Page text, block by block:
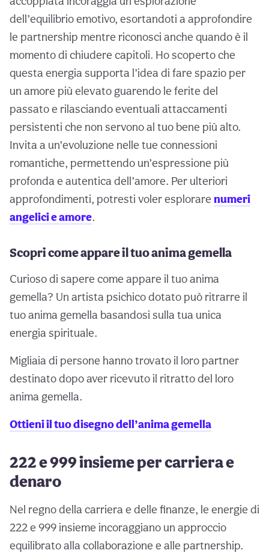
dell’equilibrio emotivo, esortandoti a approfondire
le partnership mentre riconosci anche quando è il
momento di chiudere capitoli. Ho scoperto che
questa energia supporta l’idea di fare spazio per
un amore più elevato guarendo le ferite del
passato e rilasciando eventuali attaccamenti
persistenti che non servono al tuo bene più alto.
Invita a un’evoluzione nelle tue connessioni
romantiche, permettendo un’espressione più
profonda e autentica dell’amore. Per ulteriori
approfondimenti, potresti voler esplorare numeri
angelici e amore.
Scopri come appare il tuo anima gemella
Curioso di sapere come appare il tuo anima
gemella? Un artista psichico dotato può ritrarre il
tuo anima gemella basandosi sulla tua unica
energia spirituale.
Migliaia di persone hanno trovato il loro partner
destinato dopo aver ricevuto il ritratto del loro
anima gemella.
Ottieni il tuo disegno dell’anima gemella
222 e 999 insieme per carriera e
denaro
Nel regno della carriera e delle finanze, le energie di
222 e 999 insieme incoraggiano un approccio
equilibrato alla collaborazione e alle partnership.